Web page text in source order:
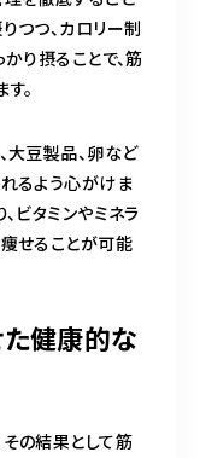
つつ、カロリー制
り摂ることで、筋
。
大豆製品、卵など
るよう心がけま
ビタミンやミネラ
せることが可能
健康的な
の結果として筋